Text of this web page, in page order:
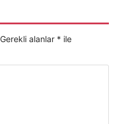
Gerekli alanlar * ile